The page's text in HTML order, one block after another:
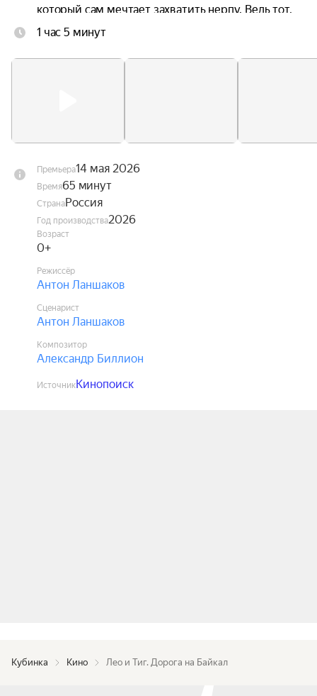
который сам мечтает захватить нерпу. Ведь тот,
кто вернёт Луфи, получит в награду выполнение
дракона Лусуда.
1 час 5 минут
Премьера14 мая 2026
Время65 минут
СтранаРоссия
Год производства2026
Возраст
0+
Режиссёр
Антон Ланшаков
Сценарист
Антон Ланшаков
Композитор
Александр Биллион
ИсточникКинопоиск
Кубинка Кино Лео и Тиг. Дорога на Байкал